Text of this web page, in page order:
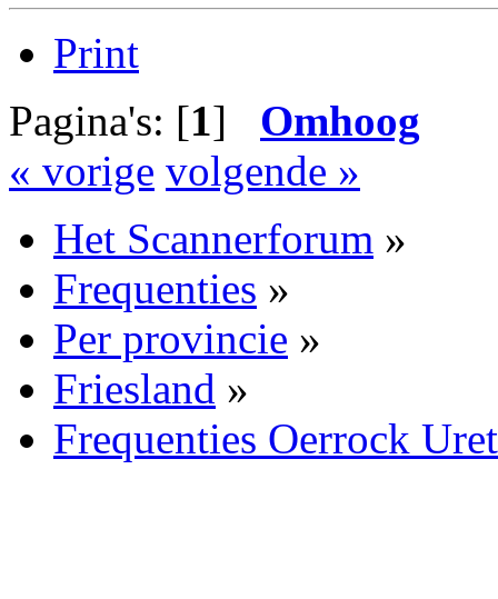
Print
Pagina's: [1] Omhoog
« vorige volgende »
Het Scannerforum »
Frequenties »
Per provincie »
Friesland »
Frequenties Oerrock